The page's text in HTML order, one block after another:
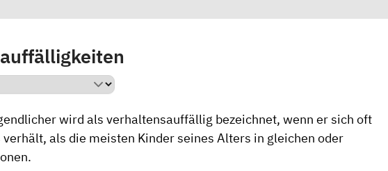
wird als verhaltensauffällig bezeichnet, wenn er sich oft
als die meisten Kinder seines Alters in gleichen oder